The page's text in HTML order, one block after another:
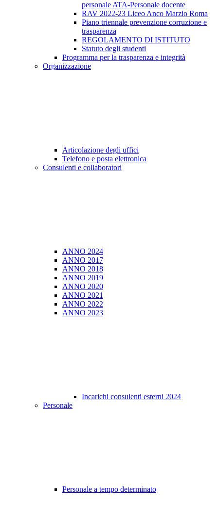
personale ATA-Personale docente
RAV 2022-23 Liceo Anco Marzio Roma
Piano triennale prevenzione corruzione e
trasparenza
REGOLAMENTO DI ISTITUTO
Statuto degli studenti
Programma per la trasparenza e integrità
Organizzazione
Articolazione degli uffici
Telefono e posta elettronica
Consulenti e collaboratori
ANNO 2024
ANNO 2017
ANNO 2018
ANNO 2019
ANNO 2020
ANNO 2021
ANNO 2022
ANNO 2023
Incarichi consulenti esterni 2024
Personale
Personale a tempo determinato